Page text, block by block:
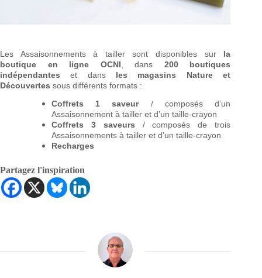
Les Assaisonnements à tailler sont disponibles sur la
boutique en ligne OCNI , dans 200 boutiques
indépendantes et dans les magasins Nature et
Découvertes sous différents formats :
Coffrets 1 saveur/ composés d’un
Assaisonnement à tailler et d’un taille-crayon
Coffrets 3 saveurs / composés de trois
Assaisonnements à tailler et d’un taille-crayon
Recharges
Partagez l'inspiration